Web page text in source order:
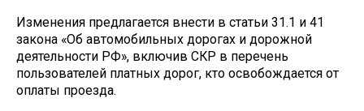
Изменения предлагается внести в статьи 31.1 и 41
закона «Об автомобильных дорогах и дорожной
деятельности РФ», включив СКР в перечень
пользователей платных дорог, кто освобождается от
оплаты проезда.